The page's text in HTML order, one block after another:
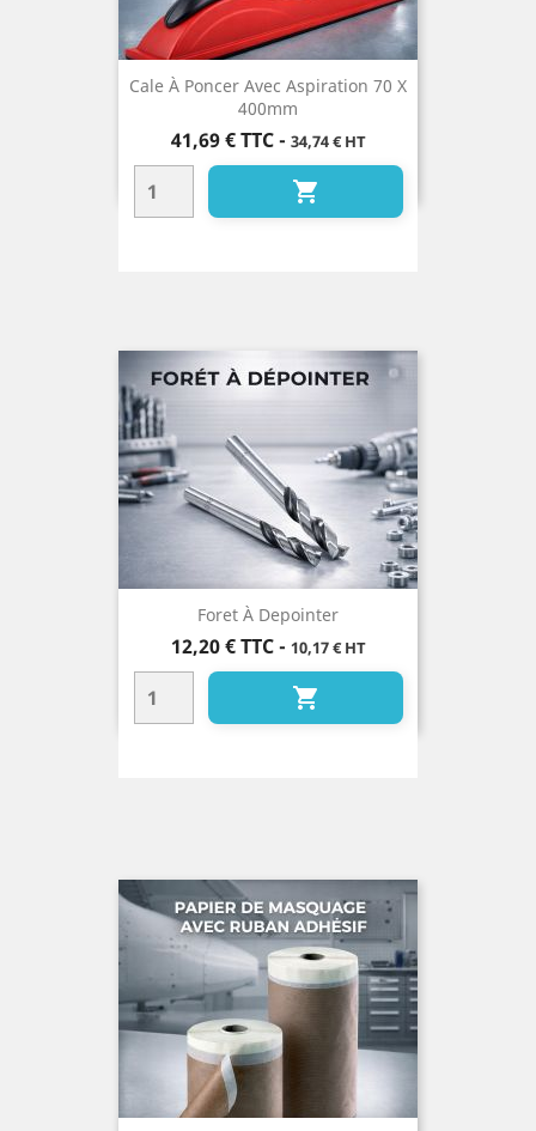
Cale À Poncer Avec Aspiration 70 X
400mm
Prix
41,69 € TTC- 34,74 € HT

Foret À Depointer
Prix
12,20 € TTC- 10,17 € HT
